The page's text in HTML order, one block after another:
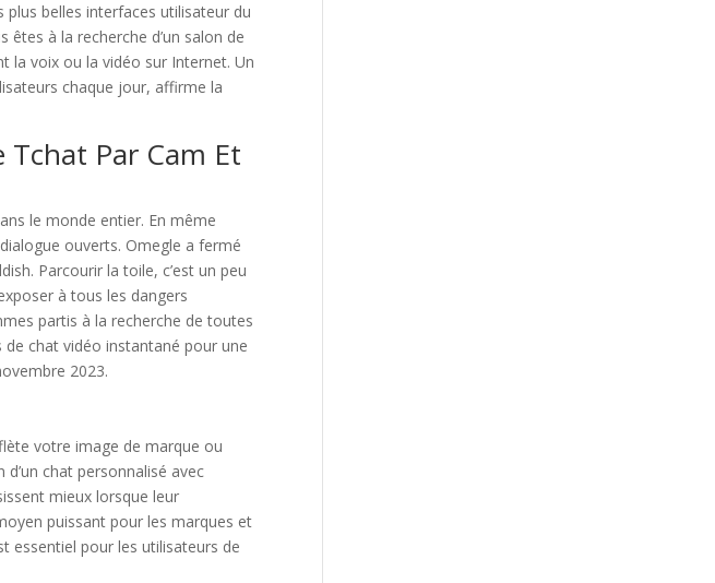
plus belles interfaces utilisateur du
êtes à la recherche d’un salon de
la voix ou la vidéo sur Internet. Un
chaque jour, affirme la
Par Cam Et
le monde entier. En même
ouverts. Omegle a fermé
Parcourir la toile, c’est un peu
à tous les dangers
partis à la recherche de toutes
chat vidéo instantané pour une
2023.
votre image de marque ou
chat personnalisé avec
mieux lorsque leur
puissant pour les marques et
essentiel pour les utilisateurs de